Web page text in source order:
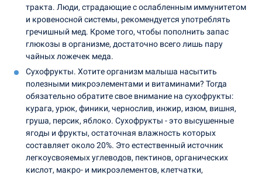
тракта. Люди, страдающие с ослабленным иммунитетом
и кровеносной системы, рекомендуется употреблять
гречишный мед. Кроме того, чтобы пополнить запас
глюкозы в организме, достаточно всего лишь пару
чайных ложечек меда.
Сухофрукты. Хотите организм малыша насытить
полезными микроэлементами и витаминами? Тогда
обязательно обратите свое внимание на сухофрукты:
курага, урюк, финики, чернослив, инжир, изюм, вишня,
груша, персик, яблоко. Сухофрукты - это высушенные
ягоды и фрукты, остаточная влажность которых
составляет около 20%. Это естественный источник
легкоусвояемых углеводов, пектинов, органических
кислот, макро- и микроэлементов, клетчатки,